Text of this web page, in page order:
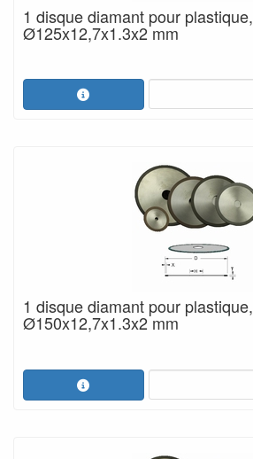
1 disque diamant pour plastique,
Ø125x12,7x1.3x2 mm
1 disque diamant pour plastique,
Ø150x12,7x1.3x2 mm